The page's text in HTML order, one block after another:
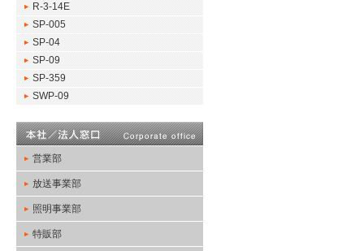
R-3-14E
SP-005
SP-04
SP-09
SP-359
SWP-09
営業部
放送事業部
照明事業部
特販部